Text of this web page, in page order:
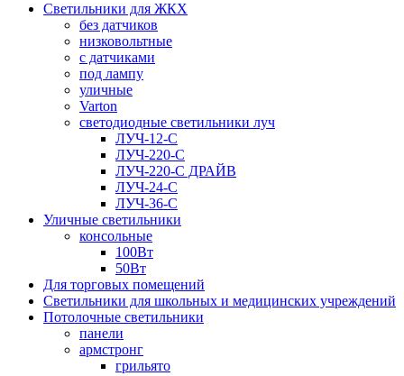
Светильники для ЖКХ
без датчиков
низковольтные
с датчиками
под лампу
уличные
Varton
светодиодные светильники луч
ЛУЧ-12-С
ЛУЧ-220-С
ЛУЧ-220-С ДРАЙВ
ЛУЧ-24-С
ЛУЧ-36-С
Уличные светильники
консольные
100Вт
50Вт
Для торговых помещений
Светильники для школьных и медицинских учреждений
Потолочные светильники
панели
армстронг
грильято